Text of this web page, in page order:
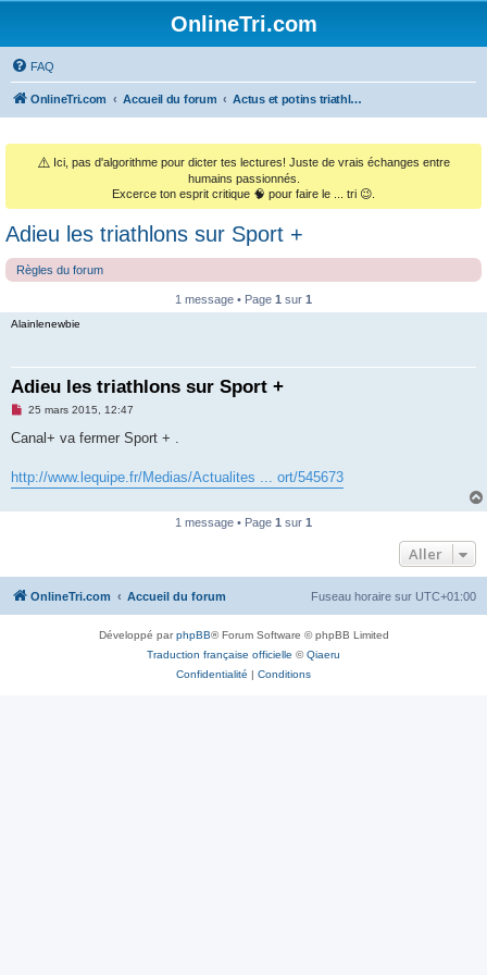
OnlineTri.com
FAQ
OnlineTri.com Accueil du forum Actus et potins triathlétiques (et le monde sportif général)
⚠️ Ici, pas d'algorithme pour dicter tes lectures! Juste de vrais échanges entre
humains passionnés.
Excerce ton esprit critique 🧠 pour faire le ... tri 😉.
Adieu les triathlons sur Sport +
Règles du forum
1 message • Page 1 sur 1
Alainlenewbie
Adieu les triathlons sur Sport +
M
s
g
e
o
25 mars 2015, 12:47
Canal+ va fermer Sport + .
http://www.lequipe.fr/Medias/Actualites ... ort/545673
1 message • Page 1 sur 1
Aller
OnlineTri.com Accueil du forum Fuseau horaire sur UTC+01:00
Développé parphpBB® Forum Software © phpBB Limited
Traduction française officielle ©Qiaeru
Confidentialité | Conditions